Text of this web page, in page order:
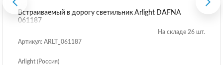
Встраиваемый в дорогу светильник Arlight DAFNA
061187
На складе 26 шт.
Артикул: ARLT_061187
Arlight (Россия)